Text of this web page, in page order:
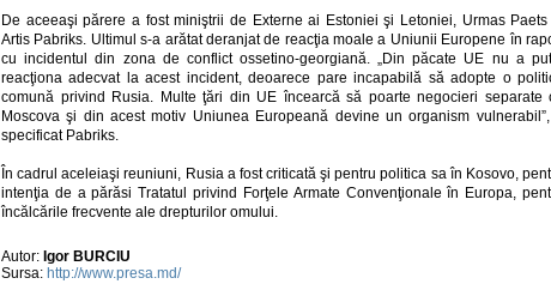
De aceeaşi părere a fost miniştrii de Externe ai Estoniei şi Letoniei, Urmas
Artis Pabriks. Ultimul s-a arătat deranjat de reacţia moale a Uniunii Europene în
cu incidentul din zona de conflict ossetino-georgiană. „Din păcate UE nu a
reacţiona adecvat la acest incident, deoarece pare incapabilă să adopte o
comună privind Rusia. Multe ţări din UE încearcă să poarte negocieri separate
Moscova şi din acest motiv Uniunea Europeană devine un organism
specificat Pabriks.
În cadrul aceleiaşi reuniuni, Rusia a fost criticată şi pentru politica sa în Kosovo,
intenţia de a părăsi Tratatul privind Forţele Armate Convenţionale în Europa,
încălcările frecvente ale drepturilor omului.
Autor: Igor BURCIU
Sursa: http://www.presa.md/